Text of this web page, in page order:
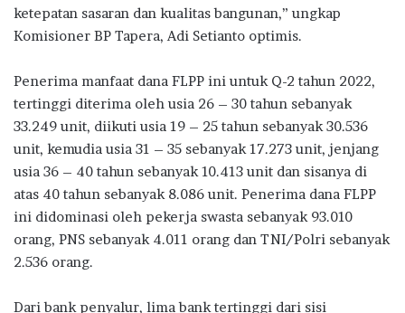
ketepatan sasaran dan kualitas bangunan,” ungkap
Komisioner BP Tapera, Adi Setianto optimis.
Penerima manfaat dana FLPP ini untuk Q-2 tahun 2022,
tertinggi diterima oleh usia 26 – 30 tahun sebanyak
33.249 unit, diikuti usia 19 – 25 tahun sebanyak 30.536
unit, kemudia usia 31 – 35 sebanyak 17.273 unit, jenjang
usia 36 – 40 tahun sebanyak 10.413 unit dan sisanya di
atas 40 tahun sebanyak 8.086 unit. Penerima dana FLPP
ini didominasi oleh pekerja swasta sebanyak 93.010
orang, PNS sebanyak 4.011 orang dan TNI/Polri sebanyak
2.536 orang.
Dari bank penyalur, lima bank tertinggi dari sisi